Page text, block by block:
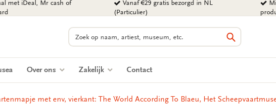
met iDeal, Mr cash of
Vanaf €29 gratis bezorgd in NL
(Particulier)
Zoeken
Zoeken
Over ons Zakelijk Contact
met env, vierkant: The World According To Blaeu, Het